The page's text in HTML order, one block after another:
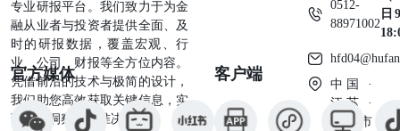
示，“最终，通胀结果是家庭预算受限，且情况正在恶
化。”根据美国经济分析局周五公布的数据，美联储青睐的
通胀指标较1月上升0.4%，为一年来最大升幅。不包括食品
和能源的核心个人消费支出(PCE)价格指数同比上升2.8%，
仍然高于美联储2%的目标。掉期交易员继续预计今年会有
大约两次25个基点的降息，其中第一次料在7月份。报告显
专业研报平台。我们致力于为金
融从业者与投资者提供全面、及
时的研报数据，覆盖宏观、行
业、公司、财报等全方位内容。
凭借前沿的技术与极简的设计，
我们助您高效获取关键信息，实
现深度洞察与精准决策。
官方媒体 客户端
0512-
88971002
日
中国 ·
江苏 ·
苏州市